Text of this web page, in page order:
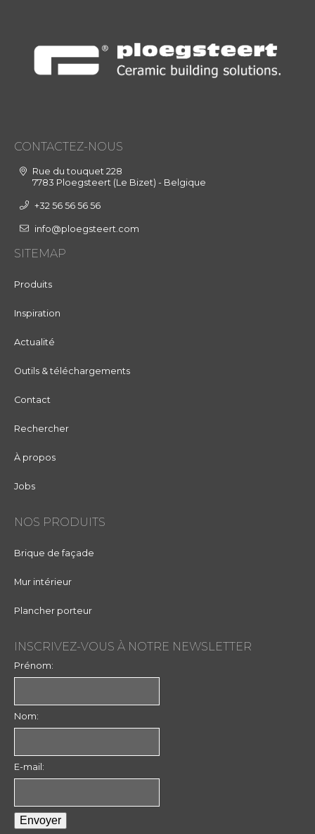
CONTACTEZ-NOUS
Rue du touquet 228
7783 Ploegsteert (Le Bizet) - Belgique
+32 56 56 56 56
info@ploegsteert.com
SITEMAP
Produits
Inspiration
Actualité
Outils & téléchargements
Contact
Rechercher
À propos
Jobs
NOS PRODUITS
Brique de façade
Mur intérieur
Plancher porteur
INSCRIVEZ-VOUS À NOTRE NEWSLETTER
Prénom:
Nom:
E-mail: